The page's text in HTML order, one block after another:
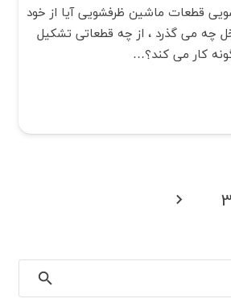
قطعات ماشین ظرفشویی آیا از خود
چه می گذرد ، از چه قطعاتی تشکیل
کار می کند؟…
3